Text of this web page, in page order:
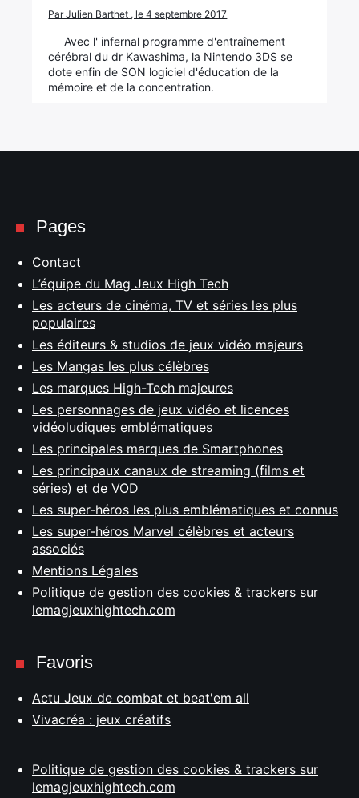
Par Julien Barthet , le 4 septembre 2017
Avec l' infernal programme d'entraînement
cérébral du dr Kawashima, la Nintendo 3DS se
dote enfin de SON logiciel d'éducation de la
mémoire et de la concentration.
Pages
Contact
L’équipe du Mag Jeux High Tech
Les acteurs de cinéma, TV et séries les plus
populaires
Les éditeurs & studios de jeux vidéo majeurs
Les Mangas les plus célèbres
Les marques High-Tech majeures
Les personnages de jeux vidéo et licences
vidéoludiques emblématiques
Les principales marques de Smartphones
Les principaux canaux de streaming (films et
séries) et de VOD
Les super-héros les plus emblématiques et connus
Les super-héros Marvel célèbres et acteurs
associés
Mentions Légales
Politique de gestion des cookies & trackers sur
lemagjeuxhightech.com
Favoris
Actu Jeux de combat et beat'em all
Vivacréa : jeux créatifs
Politique de gestion des cookies & trackers sur
lemagjeuxhightech.com